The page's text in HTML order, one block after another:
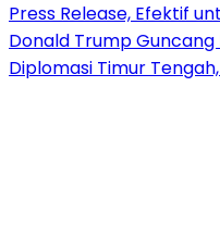
Press Release, Efektif
Donald Trump
Diplomasi Timur